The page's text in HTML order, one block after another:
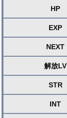
HP
EXP
NEXT
解放LV
STR
INT